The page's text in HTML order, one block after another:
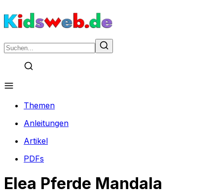
Themen
Anleitungen
Artikel
PDFs
Elea Pferde Mandala